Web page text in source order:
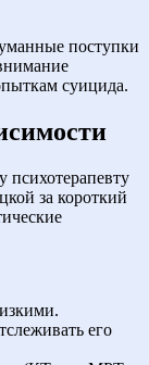
поступки
суицида.
психотерапевту
за короткий
его